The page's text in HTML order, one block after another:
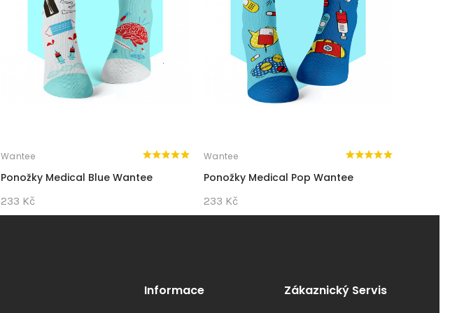
Wantee
Ponožky Medical Blue Wantee
233 Kč
Wantee
Ponožky Medical Pop Wantee
233 Kč
Informace Zákaznický Servis